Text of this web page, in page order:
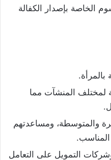
الخاصة بإصدار الكفالة
لمختلف المنشآت مما
والمتوسطة، ومساعدتهم
التمويل على التعامل